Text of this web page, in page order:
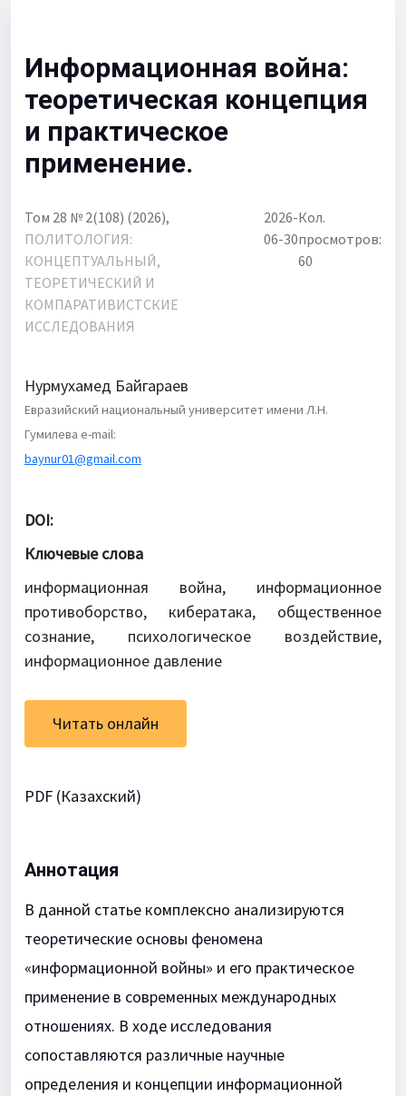
Объявления
Информационная война:
теоретическая концепция
и практическое
применение.
Том 28 № 2(108) (2026),
ПОЛИТОЛОГИЯ:
КОНЦЕПТУАЛЬНЫЙ,
ТЕОРЕТИЧЕСКИЙ И
КОМПАРАТИВИСТСКИЕ
ИССЛЕДОВАНИЯ
2026-
06-30
Кол.
просмотров:
60
Нурмухамед Байгараев
Евразийский национальный университет имени Л.Н.
Гумилева e-mail:
baynur01@gmail.com
DOI:
Ключевые слова
информационная война, информационное
противоборство, кибератака, общественное
сознание, психологическое воздействие,
информационное давление
Читать онлайн
PDF (Казахский)
Аннотация
В данной статье комплексно анализируются
теоретические основы феномена
«информационной войны» и его практическое
применение в современных международных
отношениях. В ходе исследования
сопоставляются различные научные
определения и концепции информационной